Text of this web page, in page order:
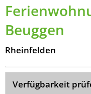
Beuggen
Rheinfelden
Verfügbarkeit